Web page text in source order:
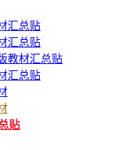
汇总贴
汇总贴
教材汇总贴
汇总贴
贴